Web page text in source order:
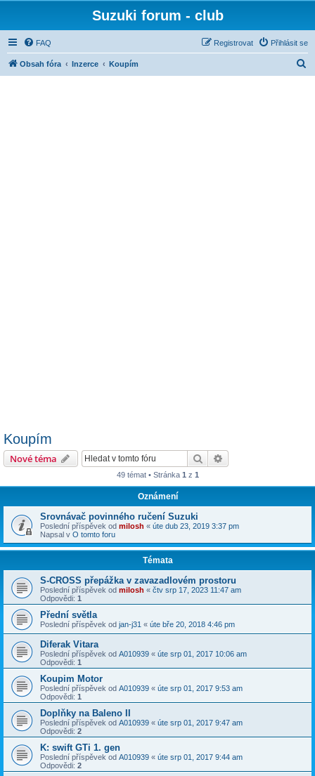
Suzuki forum - club
FAQ Přihlásit se
Registrovat
Obsah fóra Inzerce Koupím
Koupím
Nové téma Hledat
49 témat • Stránka 1 z 1
Oznámení
Srovnávač povinného ručení Suzuki
Poslední příspěvek od milosh « úte dub 23, 2019 3:37 pm
Napsal v O tomto foru
Témata
S-CROSS přepážka v zavazadlovém prostoru
Poslední příspěvek od milosh « čtv srp 17, 2023 11:47 am
Odpovědi: 1
Přední světla
Poslední příspěvek od jan-j31 « úte bře 20, 2018 4:46 pm
Diferak Vitara
Poslední příspěvek od A010939 « úte srp 01, 2017 10:06 am
Odpovědi: 1
Koupim Motor
Poslední příspěvek od A010939 « úte srp 01, 2017 9:53 am
Odpovědi: 1
Doplňky na Baleno II
Poslední příspěvek od A010939 « úte srp 01, 2017 9:47 am
Odpovědi: 2
K: swift GTi 1. gen
Poslední příspěvek od A010939 « úte srp 01, 2017 9:44 am
Odpovědi: 2